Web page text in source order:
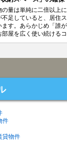
量は単純に二倍以上
不足していると、居住
す。あらかじめ「誰
屋を広く使い続けるコ
件
貸物件